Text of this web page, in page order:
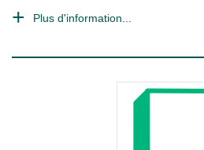
Plus d'information...